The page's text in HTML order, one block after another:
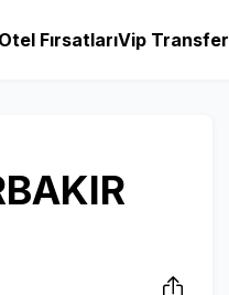
FırsatlarıVip Transfer